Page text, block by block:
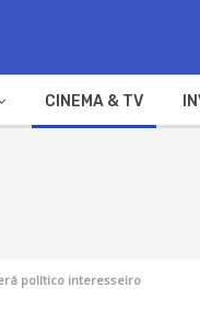
CINEMA & TV
político interesseiro